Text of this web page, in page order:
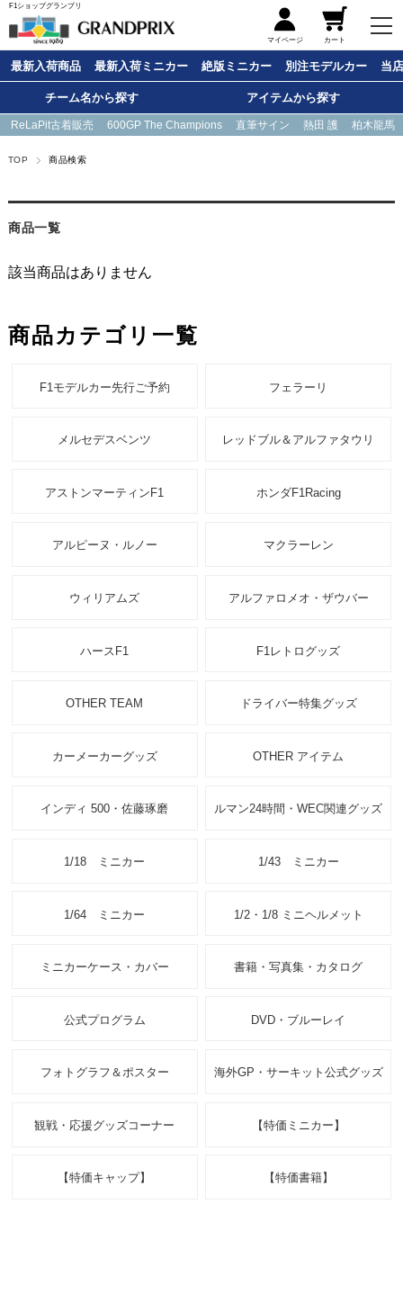
F1ショップグランプリ
マイページ カート
最新入荷商品 最新入荷ミニカー 絶版ミニカー 別注モデルカー 当
チーム名から探す アイテムから探す
ReLaPit古着販売 600GP The Champions 直筆サイン 熱田 護 柏木龍馬
TOP 商品検索
商品一覧
該当商品はありません
商品カテゴリ一覧
F1モデルカー先行ご予約 フェラーリ
メルセデスベンツ レッドブル＆アルファタウリ
アストンマーティンF1 ホンダF1Racing
アルピーヌ・ルノー マクラーレン
ウィリアムズ アルファロメオ・ザウバー
ハースF1 F1レトログッズ
OTHER TEAM ドライバー特集グッズ
カーメーカーグッズ OTHER アイテム
インディ 500・佐藤琢磨 ルマン24時間・WEC関連グッズ
1/18 ミニカー 1/43 ミニカー
1/64 ミニカー 1/2・1/8 ミニヘルメット
ミニカーケース・カバー 書籍・写真集・カタログ
公式プログラム DVD・ブルーレイ
フォトグラフ＆ポスター 海外GP・サーキット公式グッズ
観戦・応援グッズコーナー 【特価ミニカー】
【特価キャップ】 【特価書籍】